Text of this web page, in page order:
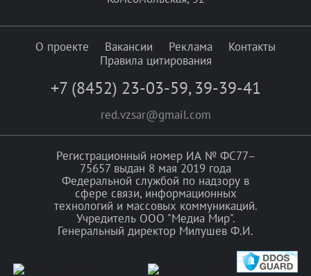
О проекте Вакансии Реклама
Контакты
Правила цитирования
+7 (8452) 23-03-59, 39-39-41
red.vzsar@gmail.com
Регистрационный номер ИА № ФС77–
75657 выдан 8 мая 2019 года
Федеральной службой по надзору в
сфере связи, информационных
технологий и массовых коммуникаций.
Учредитель ООО "Медиа Мир".
Генеральный директор Милушев Ф.И.